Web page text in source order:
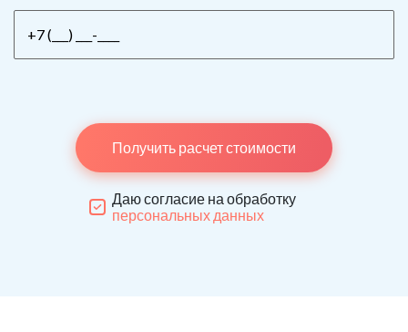
Получить расчет стоимости
Даю согласие на обработку
персональных данных